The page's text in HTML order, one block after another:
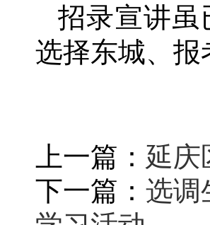
招录宣讲虽
选择东城、
上一篇： 延庆
下一篇： 选调